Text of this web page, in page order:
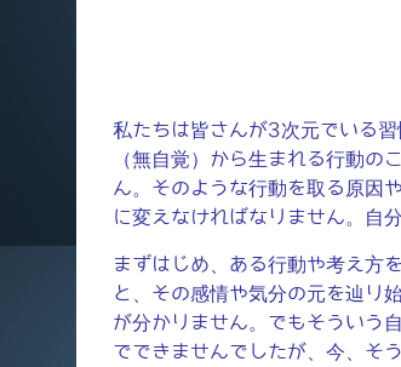
私たちは皆さんが3次元でいる
（無自覚）から生まれる行動の
ん。そのような行動を取る原因
に変えなければなりません。自
まずはじめ、ある行動や考え方
と、その感情や気分の元を辿り
が分かりません。でもそういう
でできませんでしたが、今、そ